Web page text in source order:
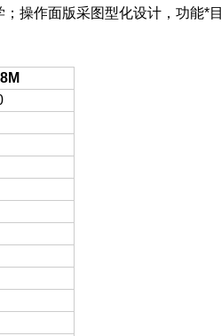
操作面版采图型化设计，功能*目